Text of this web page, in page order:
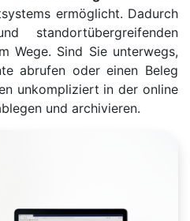
ermöglicht. Dadurch
standortübergreifenden
Wege. Sind Sie unterwegs,
abrufen oder einen Beleg
unkompliziert in der online
und archivieren.